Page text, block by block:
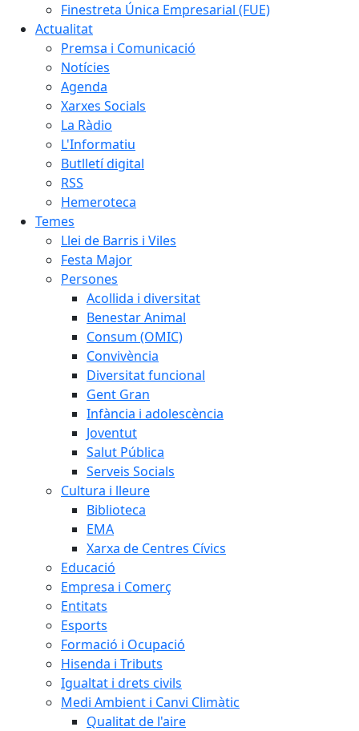
Finestreta Única Empresarial (FUE)
Actualitat
Premsa i Comunicació
Notícies
Agenda
Xarxes Socials
La Ràdio
L'Informatiu
Butlletí digital
RSS
Hemeroteca
Temes
Llei de Barris i Viles
Festa Major
Persones
Acollida i diversitat
Benestar Animal
Consum (OMIC)
Convivència
Diversitat funcional
Gent Gran
Infància i adolescència
Joventut
Salut Pública
Serveis Socials
Cultura i lleure
Biblioteca
EMA
Xarxa de Centres Cívics
Educació
Empresa i Comerç
Entitats
Esports
Formació i Ocupació
Hisenda i Tributs
Igualtat i drets civils
Medi Ambient i Canvi Climàtic
Qualitat de l'aire